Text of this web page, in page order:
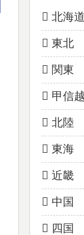
北海道
東北
関東
甲信越
北陸
東海
近畿
中国
四国